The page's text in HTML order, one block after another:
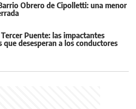
Obrero de Cipolletti: una menor
Puente: las impactantes
que desesperan a los conductores